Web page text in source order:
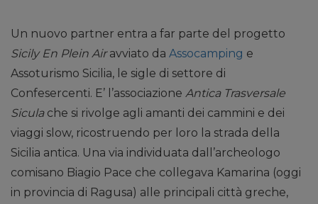
Un nuovo partner entra a far parte del progetto
Sicily En Plein Airavviato da Assocamping e
Assoturismo Sicilia, le sigle di settore di
Confesercenti. E’ l’associazione Antica Trasversale
Siculache si rivolge agli amanti dei cammini e dei
viaggi slow, ricostruendo per loro la strada della
Sicilia antica. Una via individuata dall’archeologo
comisano Biagio Pace che collegava Kamarina (oggi
in provincia di Ragusa) alle principali città greche,